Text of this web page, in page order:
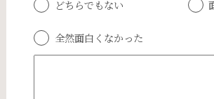
どちらでもない
全然面白くなかった